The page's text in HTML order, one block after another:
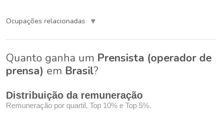
Ocupações relacionadas ▼
Quanto ganha um Prensista (operador de
prensa) em Brasil?
Distribuição da remuneração
Remuneração por quartil, Top 10% e Top 5%.